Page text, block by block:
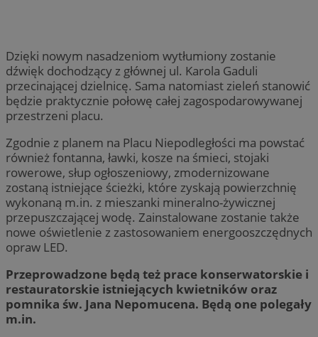
Dzięki nowym nasadzeniom wytłumiony zostanie
dźwięk dochodzący z głównej ul. Karola Gaduli
przecinającej dzielnicę. Sama natomiast zieleń stanowić
będzie praktycznie połowę całej zagospodarowywanej
przestrzeni placu.
Zgodnie z planem na Placu Niepodległości ma powstać
również fontanna, ławki, kosze na śmieci, stojaki
rowerowe, słup ogłoszeniowy, zmodernizowane
zostaną istniejące ścieżki, które zyskają powierzchnię
wykonaną m.in. z mieszanki mineralno-żywicznej
przepuszczającej wodę. Zainstalowane zostanie także
nowe oświetlenie z zastosowaniem energooszczędnych
opraw LED.
Przeprowadzone będą też prace konserwatorskie i
restauratorskie istniejących kwietników oraz
pomnika św. Jana Nepomucena. Będą one polegały
m.in.